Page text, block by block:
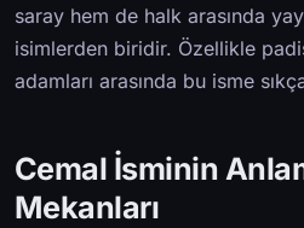
saray hem de halk arasında
isimlerden biridir. Özellikle
adamları arasında bu isme
Cemal İsminin
Mekanları